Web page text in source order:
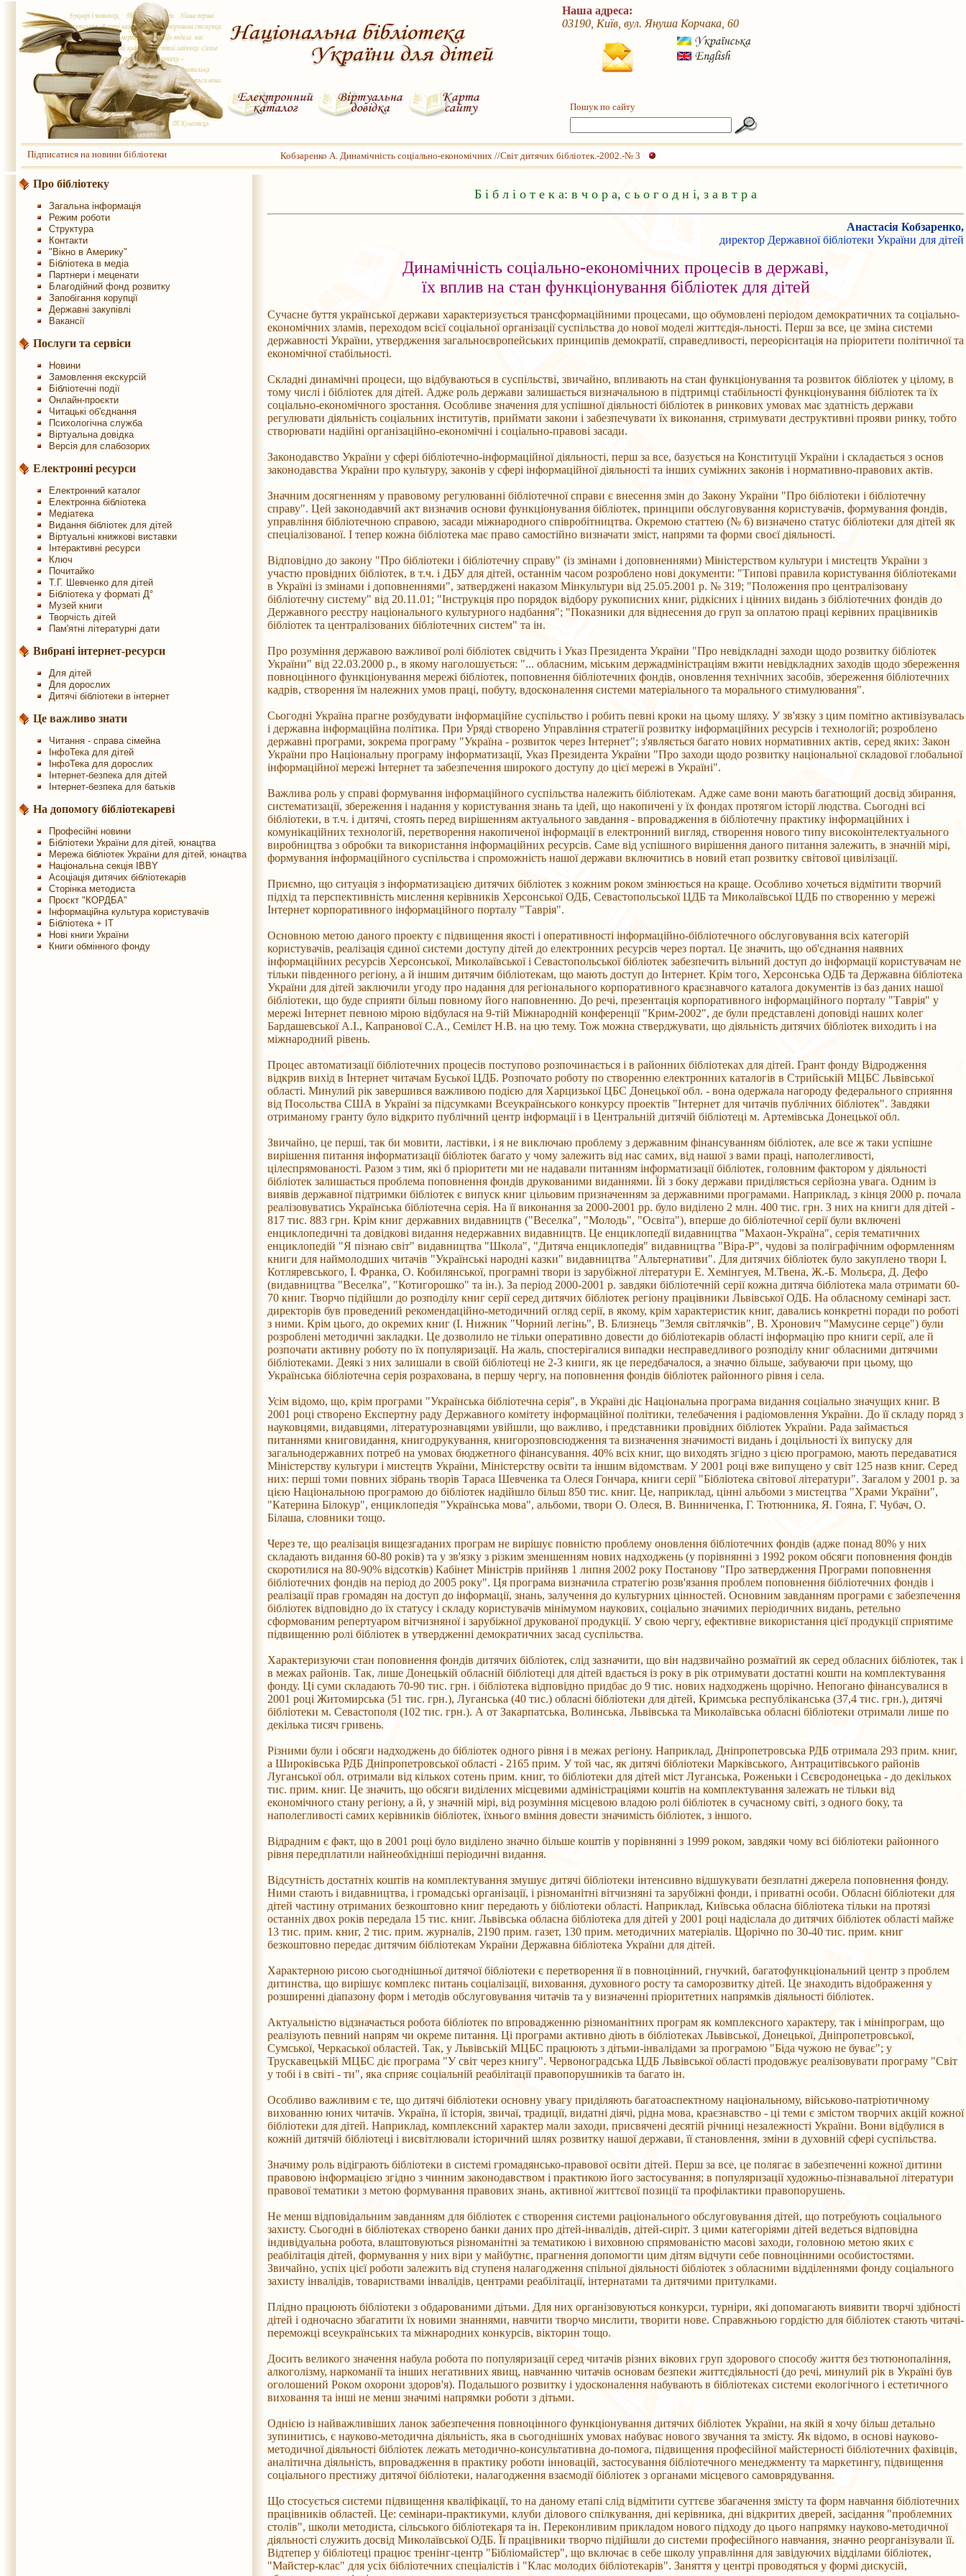
Наша адреса:
03190, Київ, вул. Януша Корчака, 60
Пошук по сайту
Підписатися на новини бібліотеки Кобзаренко А. Динамічність соціально-економічних //Світ дитячих бібліотек.-2002.-№ 3
Про бібліотеку
Загальна інформація
Режим роботи
Структура
Контакти
"Вікно в Америку"
Бібліотека в медіа
Партнери і меценати
Благодійний фонд розвитку
Запобігання корупції
Державні закупівлі
Вакансії
Послуги та сервіси
Новини
Замовлення екскурсій
Бібліотечні події
Онлайн-проєкти
Читацькі об'єднання
Психологічна служба
Віртуальна довідка
Версія для слабозорих
Електронні ресурси
Електронний каталог
Електронна бібліотека
Медіатека
Видання бібліотек для дітей
Віртуальні книжкові виставки
Інтерактивні ресурси
Ключ
Почитайко
Т.Г. Шевченко для дітей
Бібліотека у форматі Д°
Музей книги
Творчість дітей
Пам'ятні літературні дати
Вибрані інтернет-ресурси
Для дітей
Для дорослих
Дитячі бібліотеки в інтернет
Це важливо знати
Читання - справа сімейна
ІнфоТека для дітей
ІнфоТека для дорослих
Інтернет-безпека для дітей
Інтернет-безпека для батьків
На допомогу бібліотекареві
Професійні новини
Бібліотеки України для дітей, юнацтва
Мережа бібліотек України для дітей, юнацтва
Національна секція IBBY
Асоціація дитячих бібліотекарів
Сторінка методиста
Проєкт "КОРДБА"
Інформаційна культура користувачів
Бібліотека + IT
Нові книги України
Книги обмінного фонду
Б і б л і о т е к а: в ч о р а, с ь о г о д н і, з а в т р а
Анастасія Кобзаренко,
директор Державної бібліотеки України для дітей
Динамічність соціально-економічних процесів в державі,
їх вплив на стан функціонування бібліотек для дітей
Сучасне буття української держави характеризується трансформаційними процесами, що обумовлені періодом демократичних та соціально-
економічних зламів, переходом всієї соціальної організації суспільства до нової моделі життєдія-льності. Перш за все, це зміна системи
державності України, утвердження загальноєвропейських принципів демократії, справедливості, переорієнтація на пріоритети політичної та
економічної стабільності.
Складні динамічні процеси, що відбуваються в суспільстві, звичайно, впливають на стан функціонування та розвиток бібліотек у цілому, в
тому числі і бібліотек для дітей. Адже роль держави залишається визначальною в підтримці стабільності функціонування бібліотек та їх
соціально-економічного зростання. Особливе значення для успішної діяльності бібліотек в ринкових умовах має здатність держави
регулювати діяльність соціальних інститутів, приймати закони і забезпечувати їх виконання, стримувати деструктивні прояви ринку, тобто
створювати надійні організаційно-економічні і соціально-правові засади.
Законодавство України у сфері бібліотечно-інформаційної діяльності, перш за все, базується на Конституції України і складається з основ
законодавства України про культуру, законів у сфері інформаційної діяльності та інших суміжних законів і нормативно-правових актів.
Значним досягненням у правовому регулюванні бібліотечної справи є внесення змін до Закону України "Про бібліотеки і бібліотечну
справу". Цей законодавчий акт визначив основи функціонування бібліотек, принципи обслуговування користувачів, формування фондів,
управління бібліотечною справою, засади міжнародного співробітництва. Окремою статтею (№ 6) визначено статус бібліотеки для дітей як
спеціалізованої. І тепер кожна бібліотека має право самостійно визначати зміст, напрями та форми своєї діяльності.
Відповідно до закону "Про бібліотеки і бібліотечну справу" (із змінами і доповненнями) Міністерством культури і мистецтв України з
участю провідних бібліотек, в т.ч. і ДБУ для дітей, останнім часом розроблено нові документи: "Типові правила користування бібліотеками
в Україні із змінами і доповненнями", затверджені наказом Мінкультури від 25.05.2001 р. № 319; "Положення про централізовану
бібліотечну систему" від 20.11.01; "Інструкція про порядок відбору рукописних книг, рідкісних і цінних видань з бібліотечних фондів до
Державного реєстру національного культурного надбання"; "Показники для віднесення до груп за оплатою праці керівних працівників
бібліотек та централізованих бібліотечних систем" та ін.
Про розуміння державою важливої ролі бібліотек свідчить і Указ Президента України "Про невідкладні заходи щодо розвитку бібліотек
України" від 22.03.2000 р., в якому наголошується: "... обласним, міським держадміністраціям вжити невідкладних заходів щодо збереження
повноцінного функціонування мережі бібліотек, поповнення бібліотечних фондів, оновлення технічних засобів, збереження бібліотечних
кадрів, створення їм належних умов праці, побуту, вдосконалення системи матеріального та морального стимулювання".
Сьогодні Україна прагне розбудувати інформаційне суспільство і робить певні кроки на цьому шляху. У зв'язку з цим помітно активізувалась
і державна інформаційна політика. При Уряді створено Управління стратегії розвитку інформаційних ресурсів і технологій; розроблено
державні програми, зокрема програму "Україна - розвиток через Інтернет"; з'являється багато нових нормативних актів, серед яких: Закон
України про Національну програму інформатизації, Указ Президента України "Про заходи щодо розвитку національної складової глобальної
інформаційної мережі Інтернет та забезпечення широкого доступу до цієї мережі в Україні".
Важлива роль у справі формування інформаційного суспільства належить бібліотекам. Адже саме вони мають багатющий досвід збирання,
систематизації, збереження і надання у користування знань та ідей, що накопичені у їх фондах протягом історії людства. Сьогодні всі
бібліотеки, в т.ч. і дитячі, стоять перед вирішенням актуального завдання - впровадження в бібліотечну практику інформаційних і
комунікаційних технологій, перетворення накопиченої інформації в електронний вигляд, створення нового типу високоінтелектуального
виробництва з обробки та використання інформаційних ресурсів. Саме від успішного вирішення даного питання залежить, в значній мірі,
формування інформаційного суспільства і спроможність нашої держави включитись в новий етап розвитку світової цивілізації.
Приємно, що ситуація з інформатизацією дитячих бібліотек з кожним роком змінюється на краще. Особливо хочеться відмітити творчий
підхід та перспективність мислення керівників Херсонської ОДБ, Севастопольської ЦДБ та Миколаївської ЦДБ по створенню у мережі
Інтернет корпоративного інформаційного порталу "Таврія".
Основною метою даного проекту є підвищення якості і оперативності інформаційно-бібліотечного обслуговування всіх категорій
користувачів, реалізація єдиної системи доступу дітей до електронних ресурсів через портал. Це значить, що об'єднання наявних
інформаційних ресурсів Херсонської, Миколаївської і Севастопольської бібліотек забезпечить вільний доступ до інформації користувачам не
тільки південного регіону, а й іншим дитячим бібліотекам, що мають доступ до Інтернет. Крім того, Херсонська ОДБ та Державна бібліотека
України для дітей заключили угоду про надання для регіонального корпоративного краєзнавчого каталога документів із баз даних нашої
бібліотеки, що буде сприяти більш повному його наповненню. До речі, презентація корпоративного інформаційного порталу "Таврія" у
мережі Інтернет певною мірою відбулася на 9-тій Міжнародній конференції "Крим-2002", де були представлені доповіді наших колег
Бардашевської А.І., Капранової С.А., Семілєт Н.В. на цю тему. Тож можна стверджувати, що діяльність дитячих бібліотек виходить і на
міжнародний рівень.
Процес автоматизації бібліотечних процесів поступово розпочинається і в районних бібліотеках для дітей. Грант фонду Відродження
відкрив вихід в Інтернет читачам Буської ЦДБ. Розпочато роботу по створенню електронних каталогів в Стрийській МЦБС Львівської
області. Минулий рік завершився важливою подією для Харцизької ЦБС Донецької обл. - вона одержала нагороду федерального сприяння
від Посольства США в Україні за підсумками Всеукраїнського конкурсу проектів "Інтернет для читачів публічних бібліотек". Завдяки
отриманому гранту було відкрито публічний центр інформації і в Центральній дитячій бібліотеці м. Артемівська Донецької обл.
Звичайно, це перші, так би мовити, ластівки, і я не виключаю проблему з державним фінансуванням бібліотек, але все ж таки успішне
вирішення питання інформатизації бібліотек багато у чому залежить від нас самих, від нашої з вами праці, наполегливості,
цілеспрямованості. Разом з тим, які б пріоритети ми не надавали питанням інформатизації бібліотек, головним фактором у діяльності
бібліотек залишається проблема поповнення фондів друкованими виданнями. Їй з боку держави приділяється серйозна увага. Одним із
виявів державної підтримки бібліотек є випуск книг цільовим призначенням за державними програмами. Наприклад, з кінця 2000 р. почала
реалізовуватись Українська бібліотечна серія. На її виконання за 2000-2001 рр. було виділено 2 млн. 400 тис. грн. З них на книги для дітей -
817 тис. 883 грн. Крім книг державних видавництв ("Веселка", "Молодь", "Освіта"), вперше до бібліотечної серії були включені
енциклопедичні та довідкові видання недержавних видавництв. Це енциклопедії видавництва "Махаон-Україна", серія тематичних
енциклопедій "Я пізнаю світ" видавництва "Школа", "Дитяча енциклопедія" видавництва "Віра-Р", чудові за поліграфічним оформленням
книги для наймолодших читачів "Українські народні казки" видавництва "Альтернативи". Для дитячих бібліотек було закуплено твори І.
Котляревського, І. Франка, О. Кобилянської, програмні твори із зарубіжної літератури Е. Хемінгуея, М.Твена, Ж.-Б. Мольєра, Д. Дефо
(видавництва "Веселка", "Котигорошко" та ін.). За період 2000-2001 р. завдяки бібліотечній серії кожна дитяча бібліотека мала отримати 60-
70 книг. Творчо підійшли до розподілу книг серії серед дитячих бібліотек регіону працівники Львівської ОДБ. На обласному семінарі заст.
директорів був проведений рекомендаційно-методичний огляд серії, в якому, крім характеристик книг, давались конкретні поради по роботі
з ними. Крім цього, до окремих книг (І. Нижник "Чорний легінь", В. Близнець "Земля світлячків", В. Хронович "Мамусине серце") були
розроблені методичні закладки. Це дозволило не тільки оперативно довести до бібліотекарів області інформацію про книги серії, але й
розпочати активну роботу по їх популяризації. На жаль, спостерігалися випадки несправедливого розподілу книг обласними дитячими
бібліотеками. Деякі з них залишали в своїй бібліотеці не 2-3 книги, як це передбачалося, а значно більше, забуваючи при цьому, що
Українська бібліотечна серія розрахована, в першу чергу, на поповнення фондів бібліотек районного рівня і села.
Усім відомо, що, крім програми "Українська бібліотечна серія", в Україні діє Національна програма видання соціально значущих книг. В
2001 році створено Експертну раду Державного комітету інформаційної політики, телебачення і радіомовлення України. До її складу поряд з
науковцями, видавцями, літературознавцями увійшли, що важливо, і представники провідних бібліотек України. Рада займається
питаннями книговидання, книгодрукування, книгорозповсюдження та визначення значимості видань і доцільності їх випуску для
загальнодержавних потреб на умовах бюджетного фінансування. 40% всіх книг, що виходять згідно з цією програмою, мають передаватися
Міністерству культури і мистецтв України, Міністерству освіти та іншим відомствам. У 2001 році вже випущено у світ 125 назв книг. Серед
них: перші томи повних зібрань творів Тараса Шевченка та Олеся Гончара, книги серії "Бібліотека світової літератури". Загалом у 2001 р. за
цією Національною програмою до бібліотек надійшло більш 850 тис. книг. Це, наприклад, цінні альбоми з мистецтва "Храми України",
"Катерина Білокур", енциклопедія "Українська мова", альбоми, твори О. Олеся, В. Винниченка, Г. Тютюнника, Я. Гояна, Г. Чубач, О.
Білаша, словники тощо.
Через те, що реалізація вищезгаданих програм не вирішує повністю проблему оновлення бібліотечних фондів (адже понад 80% у них
складають видання 60-80 років) та у зв'язку з різким зменшенням нових надходжень (у порівнянні з 1992 роком обсяги поповнення фондів
скоротилися на 80-90% відсотків) Кабінет Міністрів прийняв 1 липня 2002 року Постанову "Про затвердження Програми поповнення
бібліотечних фондів на період до 2005 року". Ця програма визначила стратегію розв'язання проблем поповнення бібліотечних фондів і
реалізації прав громадян на доступ до інформації, знань, залучення до культурних цінностей. Основним завданням програми є забезпечення
бібліотек відповідно до їх статусу і складу користувачів мінімумом наукових, соціально значимих періодичних видань, ретельно
сформованим репертуаром вітчизняної і зарубіжної друкованої продукції. У свою чергу, ефективне використання цієї продукції сприятиме
підвищенню ролі бібліотек в утвердженні демократичних засад суспільства.
Характеризуючи стан поповнення фондів дитячих бібліотек, слід зазначити, що він надзвичайно розмаїтий як серед обласних бібліотек, так і
в межах районів. Так, лише Донецькій обласній бібліотеці для дітей вдається із року в рік отримувати достатні кошти на комплектування
фонду. Ці суми складають 70-90 тис. грн. і бібліотека відповідно придбає до 9 тис. нових надходжень щорічно. Непогано фінансувалися в
2001 році Житомирська (51 тис. грн.), Луганська (40 тис.) обласні бібліотеки для дітей, Кримська республіканська (37,4 тис. грн.), дитячі
бібліотеки м. Севастополя (102 тис. грн.). А от Закарпатська, Волинська, Львівська та Миколаївська обласні бібліотеки отримали лише по
декілька тисяч гривень.
Різними були і обсяги надходжень до бібліотек одного рівня і в межах регіону. Наприклад, Дніпропетровська РДБ отримала 293 прим. книг,
а Широківська РДБ Дніпропетровської області - 2165 прим. У той час, як дитячі бібліотеки Марківського, Антрацитівського районів
Луганської обл. отримали від кількох сотень прим. книг, то бібліотеки для дітей міст Луганська, Роженьки і Сєвєродонецька - до декількох
тис. прим. книг. Це значить, що обсяги виділених місцевими адміністраціями коштів на комплектування залежать не тільки від
економічного стану регіону, а й, у значній мірі, від розуміння місцевою владою ролі бібліотек в сучасному світі, з одного боку, та
наполегливості самих керівників бібліотек, їхнього вміння довести значимість бібліотек, з іншого.
Відрадним є факт, що в 2001 році було виділено значно більше коштів у порівнянні з 1999 роком, завдяки чому всі бібліотеки районного
рівня передплатили найнеобхідніші періодичні видання.
Відсутність достатніх коштів на комплектування змушує дитячі бібліотеки інтенсивно відшукувати безплатні джерела поповнення фонду.
Ними стають і видавництва, і громадські організації, і різноманітні вітчизняні та зарубіжні фонди, і приватні особи. Обласні бібліотеки для
дітей частину отриманих безкоштовно книг передають у бібліотеки області. Наприклад, Київська обласна бібліотека тільки на протязі
останніх двох років передала 15 тис. книг. Львівська обласна бібліотека для дітей у 2001 році надіслала до дитячих бібліотек області майже
13 тис. прим. книг, 2 тис. прим. журналів, 2190 прим. газет, 130 прим. методичних матеріалів. Щорічно по 30-40 тис. прим. книг
безкоштовно передає дитячим бібліотекам України Державна бібліотека України для дітей.
Характерною рисою сьогоднішньої дитячої бібліотеки є перетворення її в повноцінний, гнучкий, багатофункціональний центр з проблем
дитинства, що вирішує комплекс питань соціалізації, виховання, духовного росту та саморозвитку дітей. Це знаходить відображення у
розширенні діапазону форм і методів обслуговування читачів та у визначенні пріоритетних напрямків діяльності бібліотек.
Актуальністю відзначається робота бібліотек по впровадженню різноманітних програм як комплексного характеру, так і мініпрограм, що
реалізують певний напрям чи окреме питання. Ці програми активно діють в бібліотеках Львівської, Донецької, Дніпропетровської,
Сумської, Черкаської областей. Так, у Львівській МЦБС працюють з дітьми-інвалідами за програмою "Біда чужою не буває"; у
Трускавецькій МЦБС діє програма "У світ через книгу". Червоноградська ЦДБ Львівської області продовжує реалізовувати програму "Світ
у тобі і в світі - ти", яка сприяє соціальній реабілітації правопорушників та багато ін.
Особливо важливим є те, що дитячі бібліотеки основну увагу приділяють багатоаспектному національному, військово-патріотичному
вихованню юних читачів. Україна, її історія, звичаї, традиції, видатні діячі, рідна мова, краєзнавство - ці теми є змістом творчих акцій кожної
бібліотеки для дітей. Наприклад, комплексний характер мали заходи, присвячені десятій річниці незалежності України. Вони відбулися в
кожній дитячій бібліотеці і висвітлювали історичний шлях розвитку нашої держави, її становлення, зміни в духовній сфері суспільства.
Значиму роль відіграють бібліотеки в системі громадянсько-правової освіти дітей. Перш за все, це полягає в забезпеченні кожної дитини
правовою інформацією згідно з чинним законодавством і практикою його застосування; в популяризації художньо-пізнавальної літератури
правової тематики з метою формування правових знань, активної життєвої позиції та профілактики правопорушень.
Не менш відповідальним завданням для бібліотек є створення системи раціонального обслуговування дітей, що потребують соціального
захисту. Сьогодні в бібліотеках створено банки даних про дітей-інвалідів, дітей-сиріт. З цими категоріями дітей ведеться відповідна
індивідуальна робота, влаштовуються різноманітні за тематикою і виховною спрямованістю масові заходи, головною метою яких є
реабілітація дітей, формування у них віри у майбутнє, прагнення допомогти цим дітям відчути себе повноцінними особистостями.
Звичайно, успіх цієї роботи залежить від ступеня налагодження спільної діяльності бібліотек з обласними відділеннями фонду соціального
захисту інвалідів, товариствами інвалідів, центрами реабілітації, інтернатами та дитячими притулками.
Плідно працюють бібліотеки з обдарованими дітьми. Для них організовуються конкурси, турніри, які допомагають виявити творчі здібності
дітей і одночасно збагатити їх новими знаннями, навчити творчо мислити, творити нове. Справжньою гордістю для бібліотек стають читачі-
переможці всеукраїнських та міжнародних конкурсів, вікторин тощо.
Досить великого значення набула робота по популяризації серед читачів різних вікових груп здорового способу життя без тютюнопаління,
алкоголізму, наркоманії та інших негативних явищ, навчанню читачів основам безпеки життєдіяльності (до речі, минулий рік в Україні був
оголошений Роком охорони здоров'я). Подальшого розвитку і удосконалення набувають в бібліотеках системи екологічного і естетичного
виховання та інші не менш значимі напрямки роботи з дітьми.
Однією із найважливіших ланок забезпечення повноцінного функціонування дитячих бібліотек України, на якій я хочу більш детально
зупинитись, є науково-методична діяльність, яка в сьогоднішніх умовах набуває нового звучання та змісту. Як відомо, в основі науково-
методичної діяльності бібліотек лежать методично-консультативна до-помога, підвищення професійної майстерності бібліотечних фахівців,
аналітична діяльність, впровадження в практику роботи інновацій, застосування бібліотечного менеджменту та маркетингу, підвищення
соціального престижу дитячої бібліотеки, налагодження взаємодії бібліотек з органами місцевого самоврядування.
Що стосується системи підвищення кваліфікації, то на даному етапі слід відмітити суттєве збагачення змісту та форм навчання бібліотечних
працівників областей. Це: семінари-практикуми, клуби ділового спілкування, дні керівника, дні відкритих дверей, засідання "проблемних
столів", школи методиста, сільського бібліотекаря та ін. Переконливим прикладом нового підходу до цього напрямку науково-методичної
діяльності служить досвід Миколаївської ОДБ. Її працівники творчо підійшли до системи професійного навчання, значно реорганізували її.
Відтепер у бібліотеці працює тренінг-центр "Бібліомайстер", що включає в себе школу управління для завідуючих відділами бібліотек,
"Майстер-клас" для усіх бібліотечних спеціалістів і "Клас молодих бібліотекарів". Заняття у центрі проводяться у формі дискусій,